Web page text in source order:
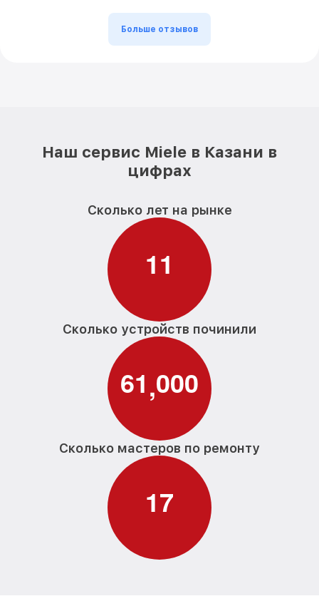
Больше отзывов
Наш сервис Miele в Казани в
цифрах
Сколько лет на рынке
11
Сколько устройств починили
61,000
Сколько мастеров по ремонту
17